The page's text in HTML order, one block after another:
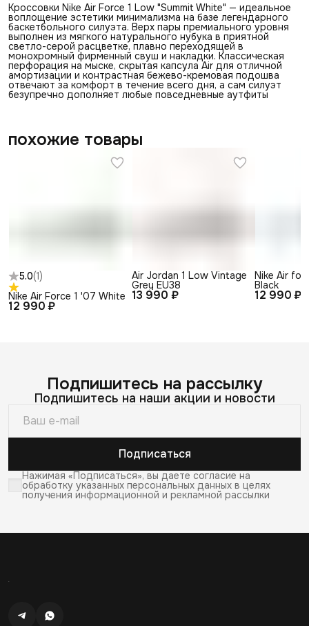
Кроссовки Nike Air Force 1 Low "Summit White" — идеальное
воплощение эстетики минимализма на базе легендарного
баскетбольного силуэта. Верх пары премиального уровня
выполнен из мягкого натурального нубука в приятной
светло-серой расцветке, плавно переходящей в
монохромный фирменный свуш и накладки. Классическая
перфорация на мыске, скрытая капсула Air для отличной
амортизации и контрастная бежево-кремовая подошва
отвечают за комфорт в течение всего дня, а сам силуэт
безупречно дополняет любые повседневные аутфиты
похожие товары
5.0(1)
12 990 ₽
Nike Air Force 1 '07 White 13 990 ₽
Air Jordan 1 Low Vintage
Grey EU38
12 990 ₽
Nike Air
Black
Подпишитесь на рассылку
Подпишитесь на наши акции и новости
Подписаться
Нажимая «Подписаться», вы даете согласие на
обработку указанных персональных данных в целях
получения информационной и рекламной рассылки